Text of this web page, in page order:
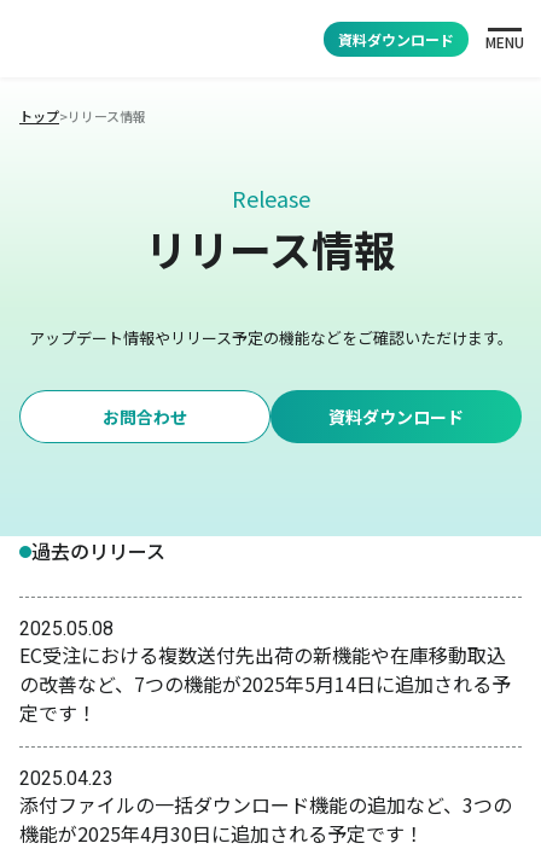
資料ダウンロード MENU
トップ>リリース情報
Release
リリース情報
アップデート情報やリリース予定の機能などをご確認いただけます。
お問合わせ 資料ダウンロード
過去のリリース
2025.05.08
EC受注における複数送付先出荷の新機能や在庫移動取込
の改善など、7つの機能が2025年5月14日に追加される予
定です！
2025.04.23
添付ファイルの一括ダウンロード機能の追加など、3つの
機能が2025年4月30日に追加される予定です！